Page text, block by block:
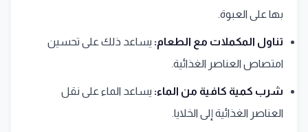
بها على العبوة.
تناول المكملات مع الطعام: يساعد ذلك على تحسين
امتصاص العناصر الغذائية.
شرب كمية كافية من الماء: يساعد الماء على نقل
العناصر الغذائية إلى الخلايا.